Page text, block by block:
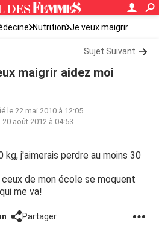
Nutrition Je veux maigrir
Sujet Suivant
maigrir aidez moi
le 22 mai 2010 à 12:05
20 août 2012 à 04:53
j'aimerais perdre au moins 30
de mon école se moquent
me va!
Partager